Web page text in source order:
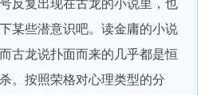
反复出现在古龙的小说里，也
某些潜意识吧。读金庸的小说
古龙说扑面而来的几乎都是恒
。按照荣格对心理类型的分